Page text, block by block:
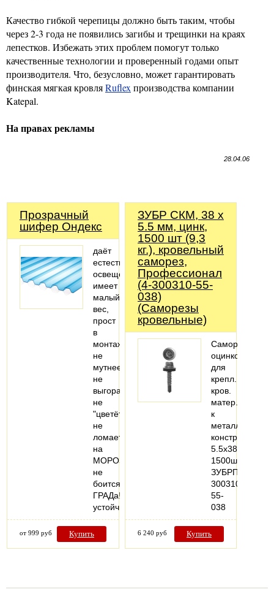
Качество гибкой черепицы должно быть таким, чтобы
через 2-3 года не появились загибы и трещинки на краях
лепестков. Избежать этих проблем помогут только
качественные технологии и проверенный годами опыт
производителя. Что, безусловно, может гарантировать
финская мягкая кровляRuflex производства компании
Katepal.
На правах рекламы
28.04.06
Прозрачный
шифер Ондекс
даёт
естественное
освещение
имеет
малый
вес,
прост
в
монтаже
не
мутнеет,
не
выгорает,
не
"цветёт"
не
ломается
на
МОРОЗе,
не
боится
ГРАДа!
устойчив…
от 999 руб Купить
ЗУБР СКМ, 38 х
5.5 мм, цинк,
1500 шт (9,3
кг.), кровельный
саморез,
Профессионал
(4-300310-55-
038)
(Саморезы
кровельные)
Саморезы
оцинков.,
для
крепл.
кров.
матер.
к
металл.
констр.,
5.5x38мм,
1500шт,
300310-
55-
038
6 240 руб Купить